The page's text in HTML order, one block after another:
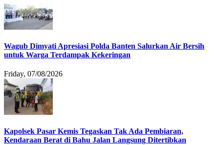
Wagub Dimyati Apresiasi Polda Banten Salurkan Air Bersih
untuk Warga Terdampak Kekeringan
Friday, 07/08/2026
Kapolsek Pasar Kemis Tegaskan Tak Ada Pembiaran,
Kendaraan Berat di Bahu Jalan Langsung Ditertibkan